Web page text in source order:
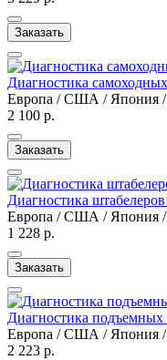
Заказать
Диагностика
Европа / США / Япония /
2 100 р.
Заказать
Диагностика
Европа / США / Япония /
1 228 р.
Заказать
Диагностика подъемных
Европа / США / Япония /
2 223 р.